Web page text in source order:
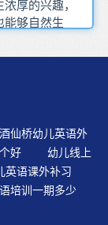
厚的兴趣，
能够自然生
的乐趣和成功
特点。用爱
复他们积极向
逻辑顺序，运
组段，再延伸
中，浸入式
内外一致推崇
成功的重要
酒仙桥幼儿英语外
好
幼儿线上
英语课外补习
培训一期多少